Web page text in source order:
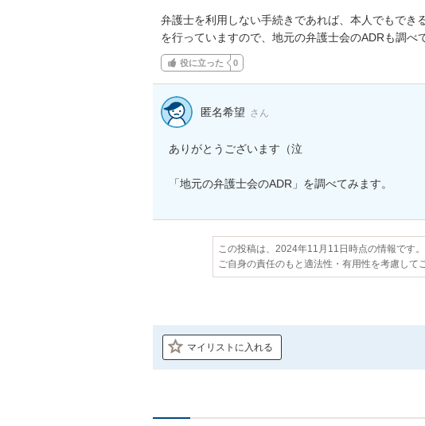
弁護士を利用しない手続きであれば、本人でもでき
を行っていますので、地元の弁護士会のADRも調べ
役に立った 0
匿名希望 さん
ありがとうございます（泣
この投稿は、2024年11月11日時点の情報です。
ご自身の責任のもと適法性・有用性を考慮して
マイリストに入れる